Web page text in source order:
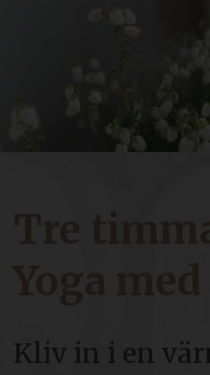
Tre
Kliv in i en